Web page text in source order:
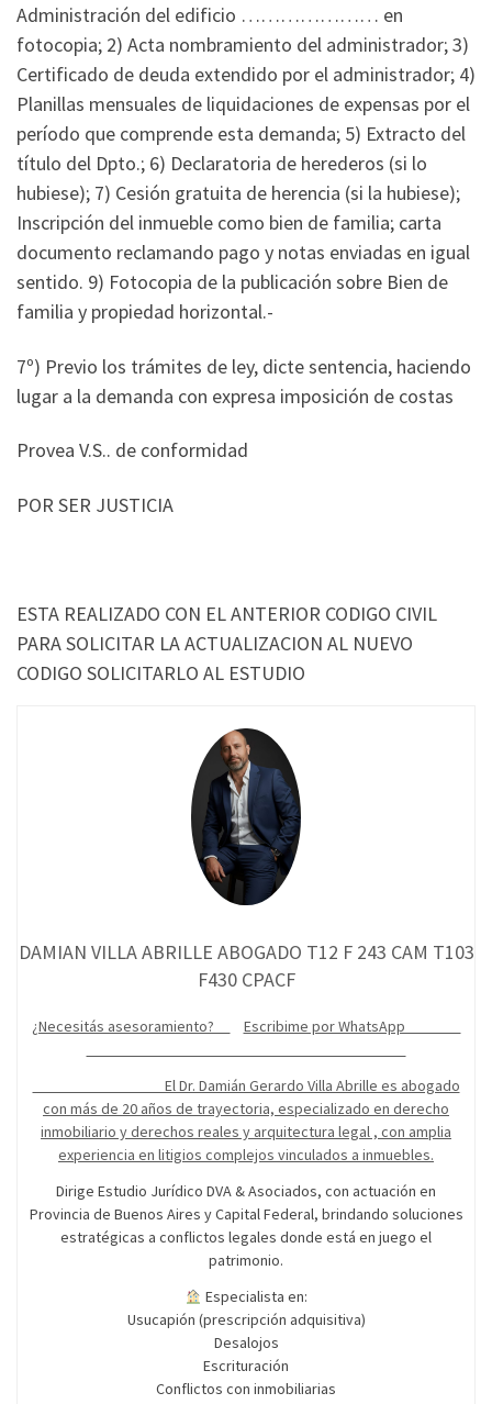
Administración del edificio ………………… en
fotocopia; 2) Acta nombramiento del administrador; 3)
Certificado de deuda extendido por el administrador; 4)
Planillas mensuales de liquidaciones de expensas por el
período que comprende esta demanda; 5) Extracto del
título del Dpto.; 6) Declaratoria de herederos (si lo
hubiese); 7) Cesión gratuita de herencia (si la hubiese);
Inscripción del inmueble como bien de familia; carta
documento reclamando pago y notas enviadas en igual
sentido. 9) Fotocopia de la publicación sobre Bien de
familia y propiedad horizontal.-
7º) Previo los trámites de ley, dicte sentencia, haciendo
lugar a la demanda con expresa imposición de costas
Provea V.S.. de conformidad
POR SER JUSTICIA
ESTA REALIZADO CON EL ANTERIOR CODIGO CIVIL
PARA SOLICITAR LA ACTUALIZACION AL NUEVO
CODIGO SOLICITARLO AL ESTUDIO
DAMIAN VILLA ABRILLE ABOGADO T12 F 243 CAM T103
F430 CPACF
¿Necesitás asesoramiento? Escribime por WhatsApp
El Dr. Damián Gerardo Villa Abrille es abogado
con más de 20 años de trayectoria, especializado en derecho
inmobiliario y derechos reales y arquitectura legal , con amplia
experiencia en litigios complejos vinculados a inmuebles.
Dirige Estudio Jurídico DVA & Asociados, con actuación en
Provincia de Buenos Aires y Capital Federal, brindando soluciones
estratégicas a conflictos legales donde está en juego el
patrimonio.
Especialista en:
Usucapión (prescripción adquisitiva)
Desalojos
Escrituración
Conflictos con inmobiliarias